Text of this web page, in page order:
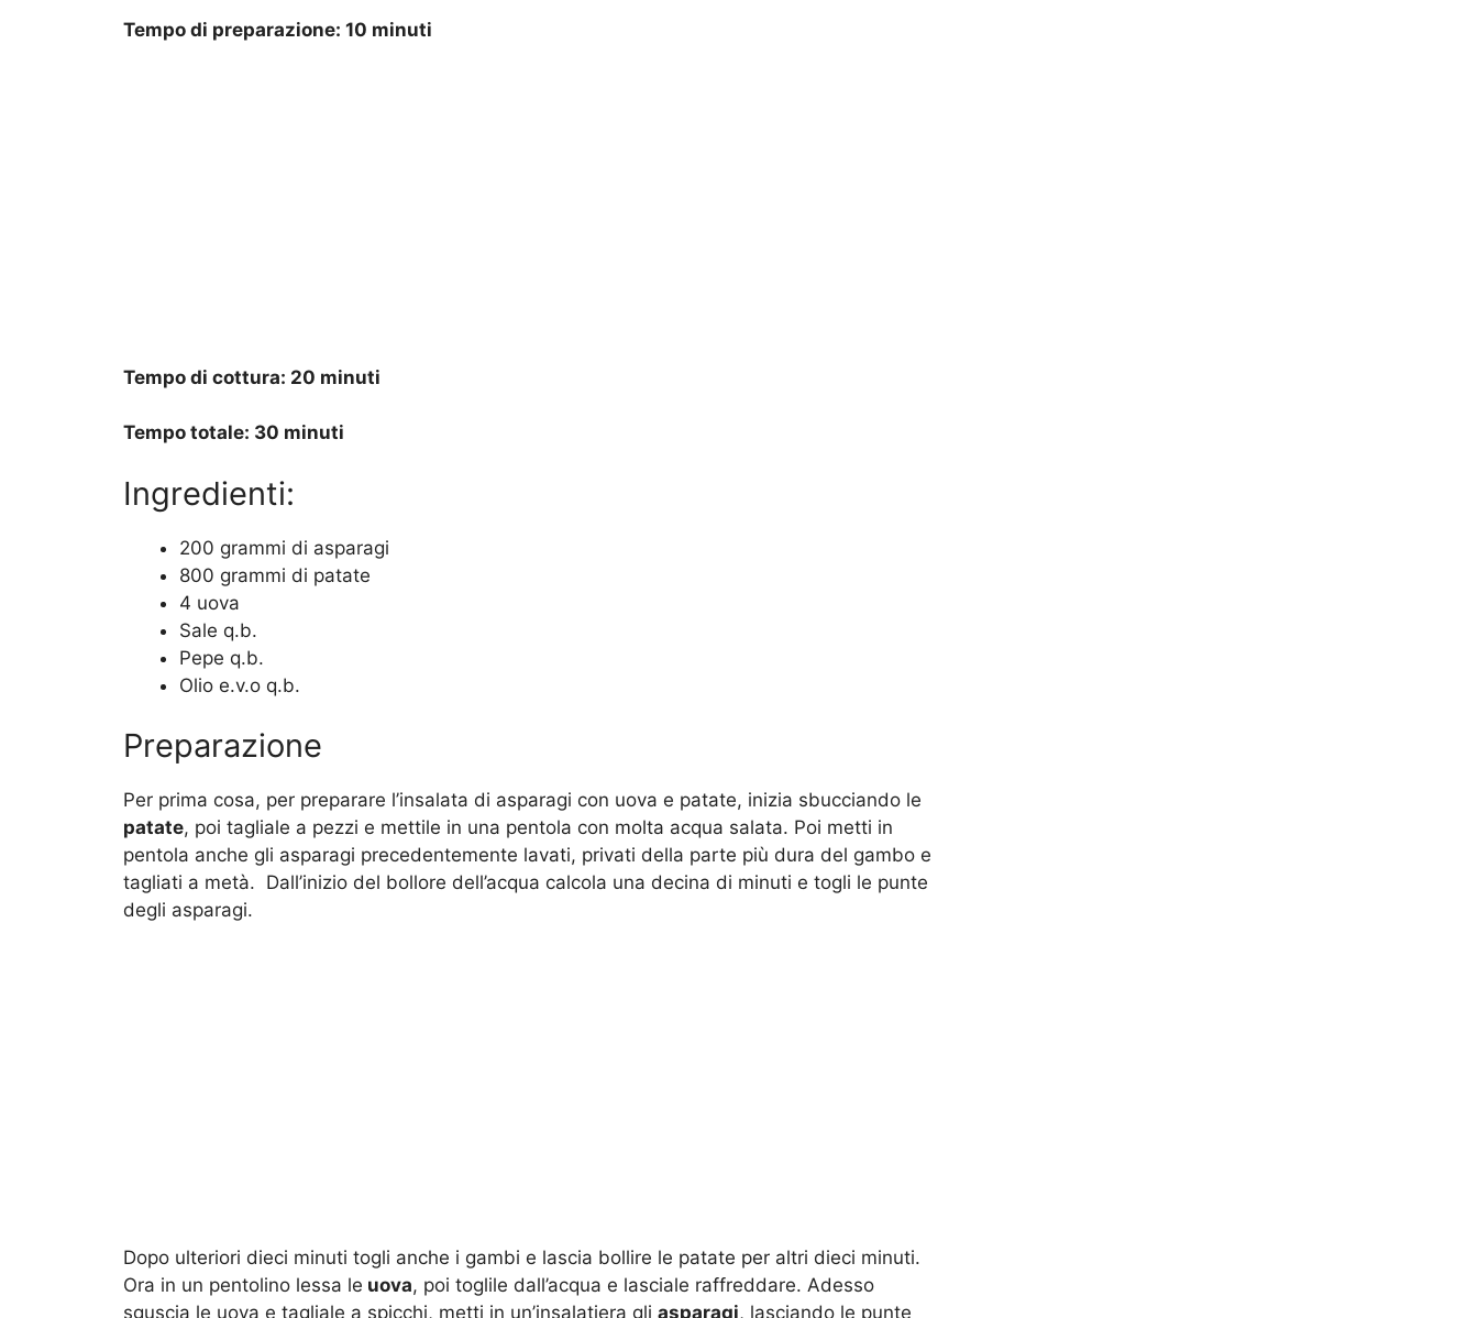
Tempo di preparazione: 10 minuti
Tempo di cottura: 20 minuti
Tempo totale: 30 minuti
Ingredienti:
200 grammi di asparagi
800 grammi di patate
4 uova
Sale q.b.
Pepe q.b.
Olio e.v.o q.b.
Preparazione
Per prima cosa, per preparare l’insalata di asparagi con uova e patate, inizia sbucciando le
patate, poi tagliale a pezzi e mettile in una pentola con molta acqua salata. Poi metti in
pentola anche gli asparagi precedentemente lavati, privati della parte più dura del gambo e
tagliati a metà. Dall’inizio del bollore dell’acqua calcola una decina di minuti e togli le punte
degli asparagi.
Dopo ulteriori dieci minuti togli anche i gambi e lascia bollire le patate per altri dieci minuti.
Ora in un pentolino lessa le uova, poi toglile dall’acqua e lasciale raffreddare. Adesso
sguscia le uova e tagliale a spicchi, metti in un’insalatiera gli asparagi, lasciando le punte